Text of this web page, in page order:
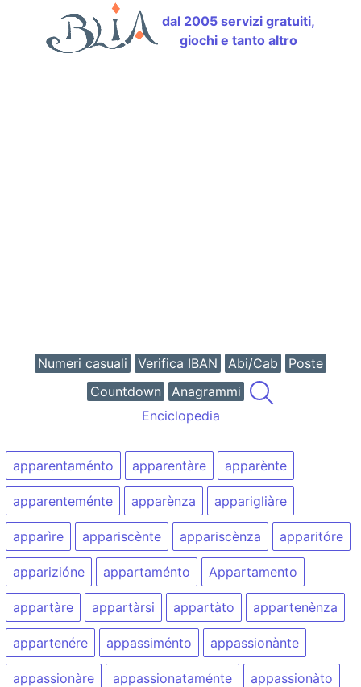
dal 2005 servizi gratuiti,
giochi e tanto altro
Numeri casuali Verifica IBAN Abi/Cab
Poste
Countdown
Anagrammi
Enciclopedia
apparentaménto apparentàre apparènte
apparenteménte apparènza apparigliàre
apparìre appariscènte appariscènza apparitóre
apparizióne appartaménto Appartamento
appartàre appartàrsi appartàto appartenènza
appartenére appassiménto appassionànte
appassionàre appassionataménte appassionàto